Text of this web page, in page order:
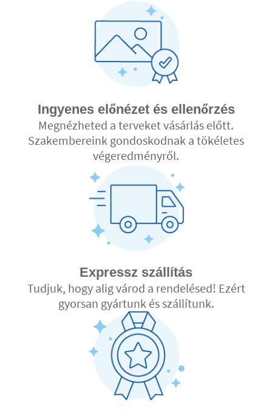
Ingyenes előnézet és ellenőrzés
Megnézheted a terveket vásárlás előtt.
Szakembereink gondoskodnak a tökéletes
végeredményről.
Expressz szállítás
Tudjuk, hogy alig várod a rendelésed! Ezért
gyorsan gyártunk és szállítunk.